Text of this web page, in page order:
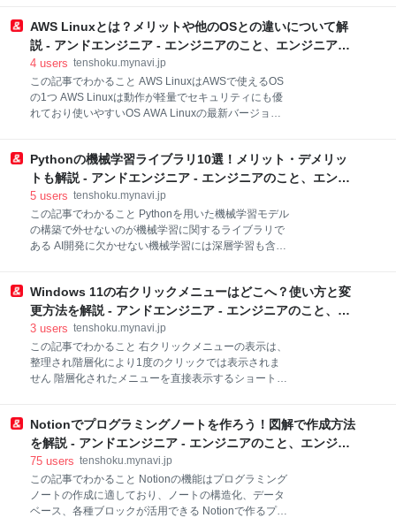
い 3-2. カメラによる認証機
VSCodeの使い方 2. VSCodeの基本操作 2-1. 画面の中
のエリアを確認しよう 2-2. ファイルやフォルダを作成
しよう 2-3. コードを記述しよう 2-4. 実行してみよう
ストール時にPATHの追加を忘れた 3-2. JavaやPython
などの言語も使用したい 3-3. VSCodeを閉じると画面
の設定などは変わるのか 3-4. macでも使用可能か 3-5.
AWS Linuxとは？メリットや他のOSとの違いについて解
説 - アンドエンジニア - エンジニアのこと、エンジニアか
ら。
4 users tenshoku.mynavi.jp
この記事でわかること AWS LinuxはAWSで使えるOS
の1つ AWS Linuxは動作が軽量でセキュリティにも優
れており使いやすいOS AWA Linuxの最新バージョン
は？ 1-3. AWS LinuxはAWSで使えるOS 1-4. AWS
LinuxとAmazon EC2の違い 2. AWS Linux以外にAWS
で使えるOS 2-1. CentOS 2-2. Ubuntu 2-3. Windows 3.
AWS Linuxのメリット 3-1. AWS自体と相性が良い 3-2.
セキュリティが優れている 3-3. サポートが優秀 3-4. 追
加料金なし 4. AWS Linuxのバージョンについて 4-1.
Pythonの機械学習ライブラリ10選！メリット・デメリッ
トも解説 - アンドエンジニア - エンジニアのこと、エンジ
ニアから。
5 users tenshoku.mynavi.jp
この記事でわかること Pythonを用いた機械学習モデル
の構築で外せないのが機械学習に関するライブラリで
ある AI開発に欠かせない機械学習には深層学習も含ま
向上、プログラミングスキル向上がある 【関連記事】
【Pythonのライブラリ管理ツール】pipインストール
を徹底解説！Windowsでも簡単？ 【関連記事】
PythonのコードをEXE化するには? PyInstallerやその
他ツールの特徴や使い方 【関連記事】Pythonで自動化
できること7選！面倒な作業を効率化してより便利に
ライブラリ 1-3. ライブラリとフレームワーク 2. 機械
学習と深層学習 3.
Windows 11の右クリックメニューはどこへ？使い方と変
更方法を解説 - アンドエンジニア - エンジニアのこと、エ
ンジニアから。
3 users tenshoku.mynavi.jp
この記事でわかること 右クリックメニューの表示は、
整理され階層化により1度のクリックでは表示されま
せん 階層化されたメニューを直接表示するショートカ
作業します 【関連記事】Windows11のメリットとは？
アップグレードすべきか迷ったら 【関連記事】
Windows11 HomeとProの違いとは？どちらを選べば
良いのか解説！ 【関連記事】Windows11のフォント変
更方法は？手順やツールを解説 目次 1. Windows 11の
右クリックメニュー 1-1. 右クリックの表示方法 1-2. 右
Notionでプログラミングノートを作ろう！図解で作成方法
を解説 - アンドエンジニア - エンジニアのこと、エンジニ
アから。
75 users tenshoku.mynavi.jp
この記事でわかること Notionの機能はプログラミング
ノートの作成に適しており、ノートの構造化、データ
ベース、各種ブロックが活用できる Notionで作るプロ